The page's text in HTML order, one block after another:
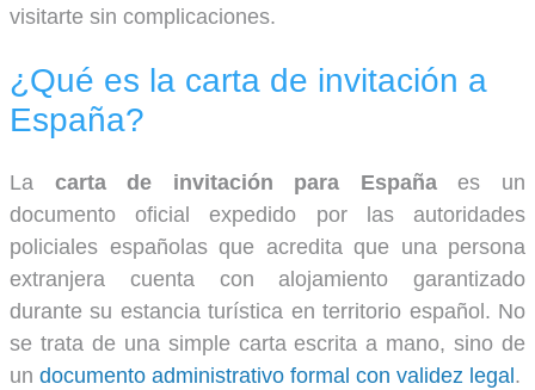
visitarte sin complicaciones.
¿Qué es la carta de invitación a
España?
La carta de invitación para Españaes un
documento oficial expedido por las autoridades
policiales españolas que acredita que una persona
extranjera cuenta con alojamiento garantizado
durante su estancia turística en territorio español. No
se trata de una simple carta escrita a mano, sino de
un documento administrativo formal con validez legal .